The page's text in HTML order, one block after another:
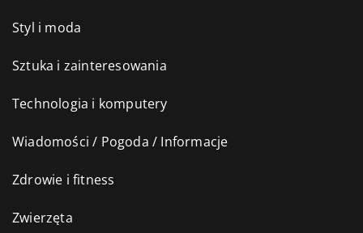
Styl i moda
Sztuka i zainteresowania
Technologia i komputery
Wiadomości / Pogoda / Informacje
Zdrowie i fitness
Zwierzęta